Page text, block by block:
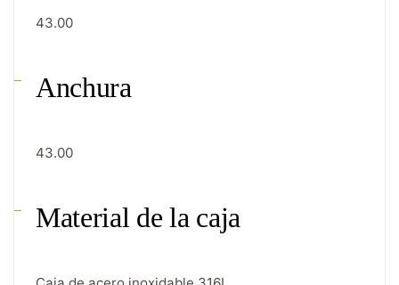
43.00
Anchura
43.00
Material de la caja